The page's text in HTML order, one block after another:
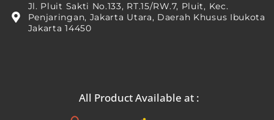
Jl. Pluit Sakti No.133, RT.15/RW.7, Pluit, Kec.
Penjaringan, Jakarta Utara, Daerah Khusus Ibukota
Jakarta 14450
All Product Available at :